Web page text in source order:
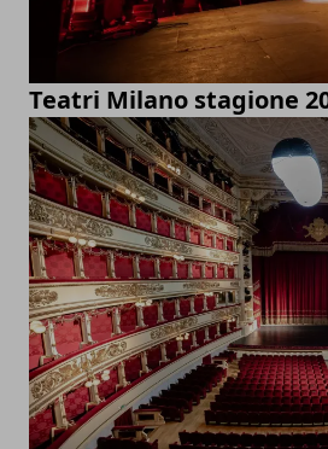
Teatri Milano stagione